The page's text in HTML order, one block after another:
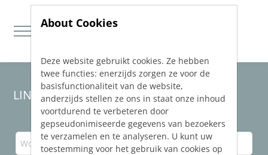
Jump directly to main navigation
Jump directly to content
LINEAR Solutions 23 für Revit
About Cookies
Deze website gebruikt cookies. Ze hebben
twee functies: enerzijds zorgen ze voor de
basisfunctionaliteit van de website,
anderzijds stellen ze ons in staat onze inhoud
voortdurend te verbeteren door
gepseudonimiseerde gegevens van bezoekers
te verzamelen en te analyseren. U kunt uw
toestemming voor het gebruik van cookies op